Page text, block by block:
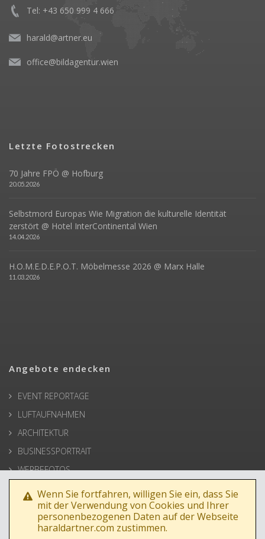
Tel: +43 650 999 4 666
harald@artner.eu
office@bildagentur.wien
Letzte Fotostrecken
70 Jahre FPÖ @ Hofburg
20.05.2026
Selbstmord Europas Wie Migration die kulturelle Identität
zerstört @ Hotel InterContinental Wien
14.04.2026
H.O.M.E.D.E.P.O.T. Möbelmesse 2026 @ Marx Halle
11.03.2026
Angebote endecken
EVENT REPORTAGE
LUFTAUFNAHMEN
ARCHITEKTUR
BUSINESSPORTRAIT
WERBEFOTOS
PRESSE
Wenn Sie fortfahren, willigen Sie ein, dass Sie
mit der Verwendung von Cookies und Ihrer
personenbezogenen Daten auf der Webseite
haraldartner.com zustimmen.